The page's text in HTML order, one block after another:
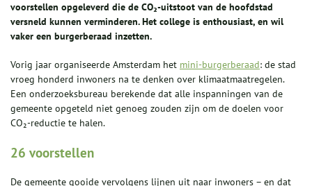
voorstellen opgeleverd die de CO₂-uitstoot van de hoofdstad
versneld kunnen verminderen. Het college is enthousiast, en wil
vaker een burgerberaad inzetten.
Vorig jaar organiseerde Amsterdam het mini-burgerberaad: de stad
vroeg honderd inwoners na te denken over klimaatmaatregelen.
Een onderzoeksbureau berekende dat alle inspanningen van de
gemeente opgeteld niet genoeg zouden zijn om de doelen voor
CO₂-reductie te halen.
26 voorstellen
De gemeente gooide vervolgens lijnen uit naar inwoners – en dat